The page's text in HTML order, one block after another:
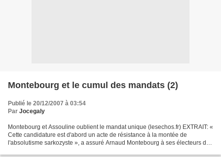
Montebourg et le cumul des mandats (2)
Publié le 20/12/2007 à 03:54
Par Jocegaly
Montebourg et Assouline oublient le mandat unique (lesechos.fr) EXTRAIT: «
Cette candidature est d'abord un acte de résistance à la montée de
l'absolutisme sarkozyste », a assuré Arnaud Montebourg à ses électeurs de